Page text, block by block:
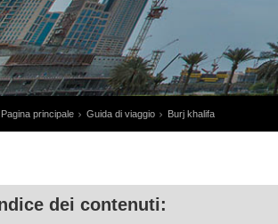
Pagina principale Guida di viaggio Burj khalifa
dei contenuti: